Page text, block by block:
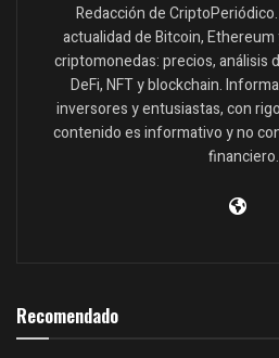
Redacción de
actualidad de Bitcoin,
criptomonedas: precios, análisis
DeFi, NFT y blockchain.
inversores y entusiastas, con
contenido es informativo y no
financiero.
Recomendado